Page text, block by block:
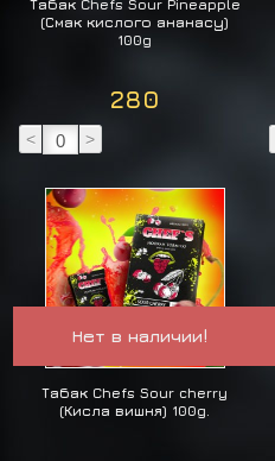
Табак Chefs Sour Pineapple
(Смак кислого ананасу)
100g
280
< >
Нет в наличии!
Табак Chefs Sour cherry
(Кисла вишня) 100g.